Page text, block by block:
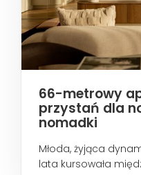
66-metrowy
przystań dla
nomadki
Młoda, żyjąca
lata kursowała